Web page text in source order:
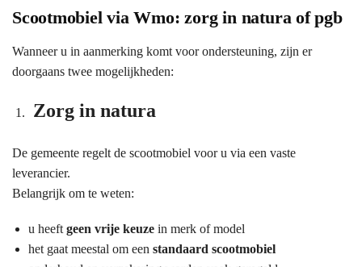
Scootmobiel via Wmo: zorg in natura of pgb
Wanneer u in aanmerking komt voor ondersteuning, zijn er
doorgaans twee mogelijkheden:
Zorg in natura
De gemeente regelt de scootmobiel voor u via een vaste
leverancier.
Belangrijk om te weten:
u heeft geen vrije keuze in merk of model
het gaat meestal om een standaard scootmobiel